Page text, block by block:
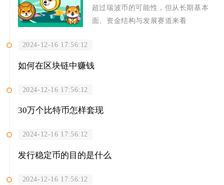
超过瑞波币的可能性，但从长期基本
面、资金结构与发展赛道来看
2024-12-16 17:56:12
如何在区块链中赚钱
2024-12-16 17:56:12
30万个比特币怎样套现
2024-12-16 17:56:12
发行稳定币的目的是什么
2024-12-16 17:56:12